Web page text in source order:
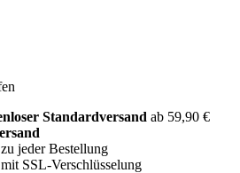
Standardversand ab 59,90 €
zu jeder Bestellung
mit SSL-Verschlüsselung